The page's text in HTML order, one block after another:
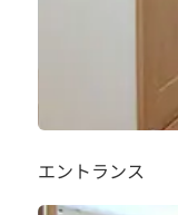
エントランス